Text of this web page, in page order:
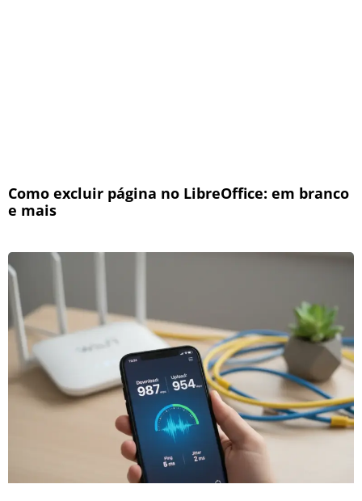
Como excluir página no LibreOffice: em branco
e mais